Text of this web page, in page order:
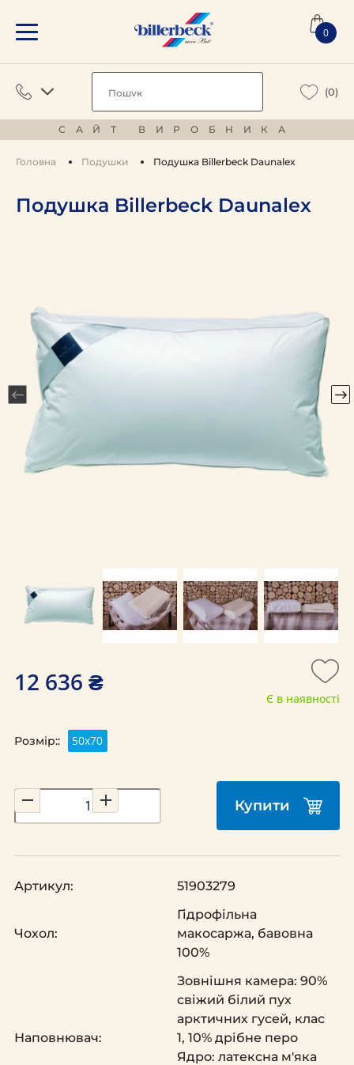
0
(0)
САЙТ ВИРОБНИКА
Головна Подушки Подушка Billerbeck Daunalex
Подушка Billerbeck Daunalex
12 636 ₴
Є в наявності
Розмір:: 50х70
Купити
Артикул: 51903279
Чохол:
Гідрофільна
макосаржа, бавовна
100%
Наповнювач:
Зовнішня камера: 90%
свіжий білий пух
арктичних гусей, клас
1, 10% дрібне перо
Ядро: латексна м'яка